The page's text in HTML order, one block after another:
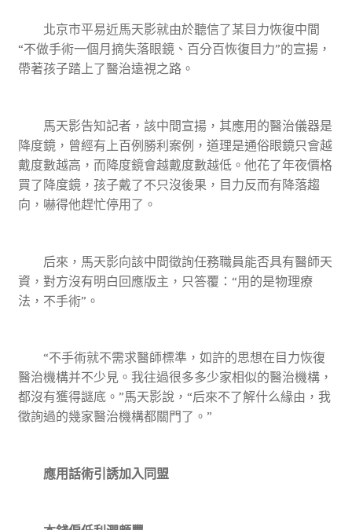
北京市平易近馬天影就由於聽信了某目力恢復中間
“不做手術一個月摘失落眼鏡、百分百恢復目力”的宣揚，
帶著孩子踏上了醫治遠視之路。
馬天影告知記者，該中間宣揚，其應用的醫治儀器是
降度鏡，曾經有上百例勝利案例，道理是通俗眼鏡只會越
戴度數越高，而降度鏡會越戴度數越低。他花了年夜價格
買了降度鏡，孩子戴了不只沒後果，目力反而有降落趨
向，嚇得他趕忙停用了。
后來，馬天影向該中間徵詢任務職員能否具有醫師天
資，對方沒有明白回應版主，只答覆：“用的是物理療
法，不手術”。
“不手術就不需求醫師標準，如許的思想在目力恢復
醫治機構并不少見。我往過很多多少家相似的醫治機構，
都沒有獲得謎底。”馬天影說，“后來不了解什么緣由，我
徵詢過的幾家醫治機構都關門了。”
應用話術引誘加入同盟